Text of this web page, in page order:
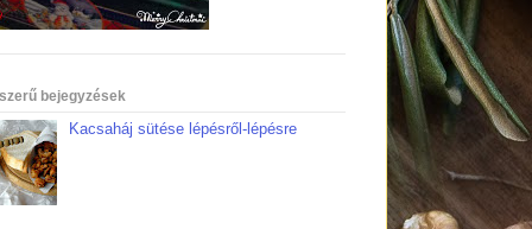
bejegyzések
Kacsaháj sütése lépésről-lépésre